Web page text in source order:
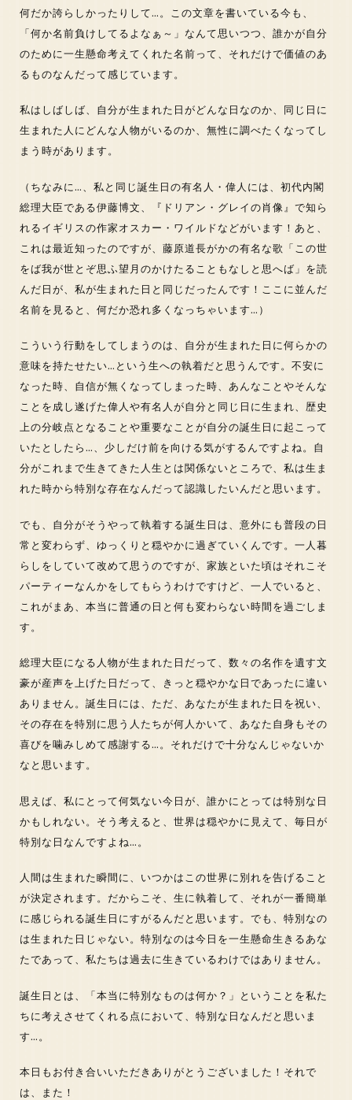
何だか誇らしかったりして…。この文章を書いている今も、
「何か名前負けしてるよなぁ～」なんて思いつつ、誰かが自分
のために一生懸命考えてくれた名前って、それだけで価値のあ
るものなんだって感じています。
私はしばしば、自分が生まれた日がどんな日なのか、同じ日に
生まれた人にどんな人物がいるのか、無性に調べたくなってし
まう時があります。
（ちなみに…、私と同じ誕生日の有名人・偉人には、初代内閣
総理大臣である伊藤博文、『ドリアン・グレイの肖像』で知ら
れるイギリスの作家オスカー・ワイルドなどがいます！あと、
これは最近知ったのですが、藤原道長がかの有名な歌「この世
をば我が世とぞ思ふ望月のかけたることもなしと思へば」を読
んだ日が、私が生まれた日と同じだったんです！ここに並んだ
名前を見ると、何だか恐れ多くなっちゃいます…）
こういう行動をしてしまうのは、自分が生まれた日に何らかの
意味を持たせたい…という生への執着だと思うんです。不安に
なった時、自信が無くなってしまった時、あんなことやそんな
ことを成し遂げた偉人や有名人が自分と同じ日に生まれ、歴史
上の分岐点となることや重要なことが自分の誕生日に起こって
いたとしたら…、少しだけ前を向ける気がするんですよね。自
分がこれまで生きてきた人生とは関係ないところで、私は生ま
れた時から特別な存在なんだって認識したいんだと思います。
でも、自分がそうやって執着する誕生日は、意外にも普段の日
常と変わらず、ゆっくりと穏やかに過ぎていくんです。一人暮
らしをしていて改めて思うのですが、家族といた頃はそれこそ
パーティーなんかをしてもらうわけですけど、一人でいると、
これがまあ、本当に普通の日と何も変わらない時間を過ごしま
す。
総理大臣になる人物が生まれた日だって、数々の名作を遺す文
豪が産声を上げた日だって、きっと穏やかな日であったに違い
ありません。誕生日には、ただ、あなたが生まれた日を祝い、
その存在を特別に思う人たちが何人かいて、あなた自身もその
喜びを噛みしめて感謝する…。それだけで十分なんじゃないか
なと思います。
思えば、私にとって何気ない今日が、誰かにとっては特別な日
かもしれない。そう考えると、世界は穏やかに見えて、毎日が
特別な日なんですよね…。
人間は生まれた瞬間に、いつかはこの世界に別れを告げること
が決定されます。だからこそ、生に執着して、それが一番簡単
に感じられる誕生日にすがるんだと思います。でも、特別なの
は生まれた日じゃない。特別なのは今日を一生懸命生きるあな
たであって、私たちは過去に生きているわけではありません。
誕生日とは、「本当に特別なものは何か？」ということを私た
ちに考えさせてくれる点において、特別な日なんだと思いま
す…。
本日もお付き合いいただきありがとうございました！それで
は、また！